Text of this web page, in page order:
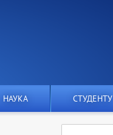
НАУКА СТУДЕНТУ